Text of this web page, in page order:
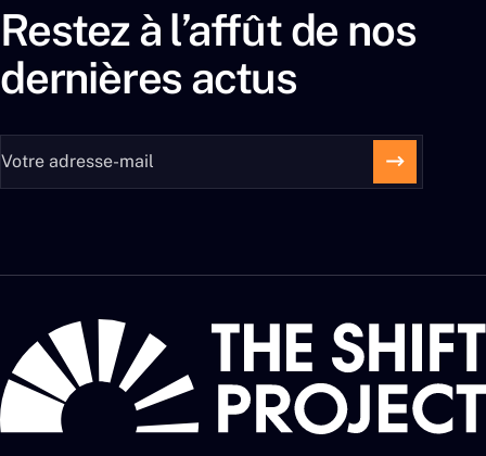
Restez à l’affût de nos
dernières actus